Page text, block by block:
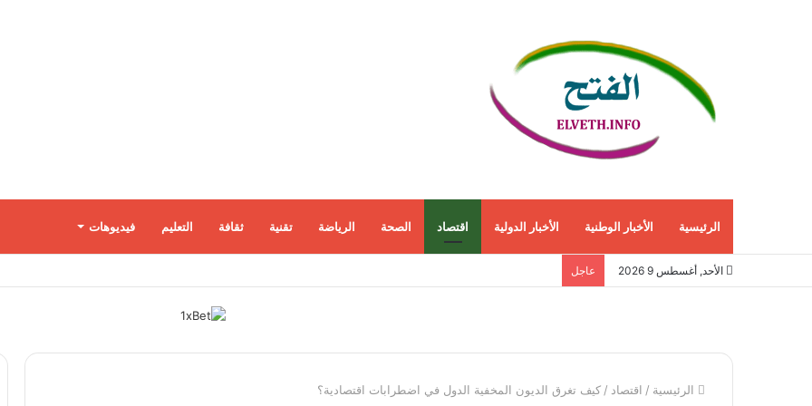
الرئيسية الأخبار الوطنية الأخبار الدولية اقتصاد الصحة الرياضة تقنية ثقافة التعليم فيديوهات
الأحد, أغسطس 9 2026 عاجل
الرئيسية / اقتصاد / كيف تغرق الديون المخفية الدول في اضطرابات اقتصادية؟